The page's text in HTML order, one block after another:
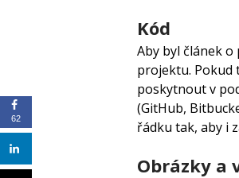
Kód
Aby byl článek
projektu. Pokud
poskytnout v
(GitHub,
řádku tak, aby i
Obrázky a
62